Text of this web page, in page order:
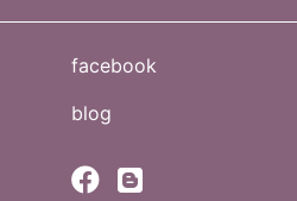
facebook
blog